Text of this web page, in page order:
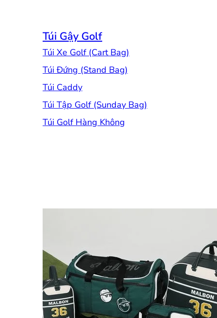
Túi Gậy Golf
Túi Xe Golf (Cart Bag)
Túi Đứng (Stand Bag)
Túi Caddy
Túi Tập Golf (Sunday Bag)
Túi Golf Hàng Không